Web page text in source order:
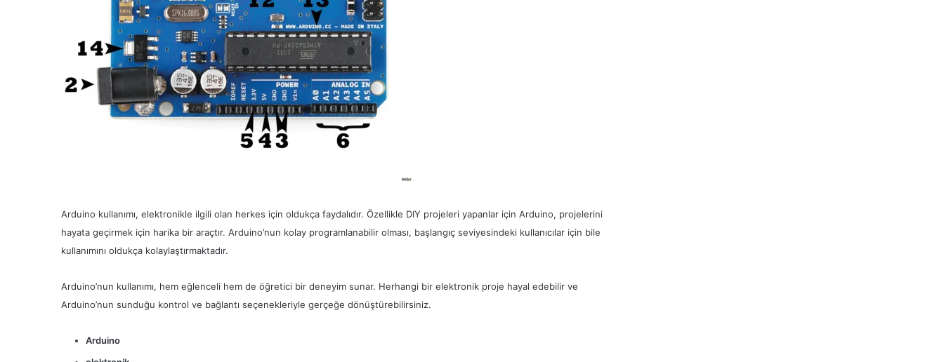
Arduino kullanımı, elektronikle ilgili olan herkes için oldukça faydalıdır. Özellikle DIY projeleri yapanlar için Arduino, projelerini
hayata geçirmek için harika bir araçtır. Arduino’nun kolay programlanabilir olması, başlangıç seviyesindeki kullanıcılar için bile
kullanımını oldukça kolaylaştırmaktadır.
Arduino’nun kullanımı, hem eğlenceli hem de öğretici bir deneyim sunar. Herhangi bir elektronik proje hayal edebilir ve
Arduino’nun sunduğu kontrol ve bağlantı seçenekleriyle gerçeğe dönüştürebilirsiniz.
Arduino